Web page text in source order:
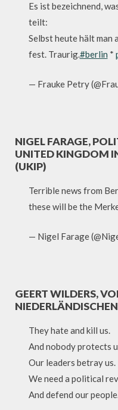
Es ist bezeichnend,
teilt:
Selbst heute hält
fest. Traurig.#berlin *
— Frauke Petry
NIGEL FARAGE,
UNITED KINGDOM
(UKIP)
Terrible news from
these will be the
— Nigel Farage
GEERT WILDERS,
They hate and kill us.
And nobody protects
Our leaders betray us.
We need a political
And defend our